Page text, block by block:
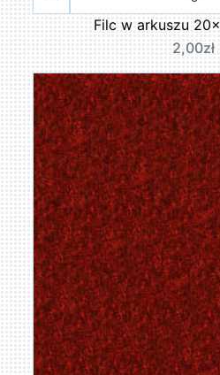
Filc w arkuszu
2,00zł